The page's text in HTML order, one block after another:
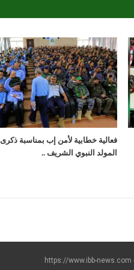
فعالية خطابية لأمن إب بمناسبة ذكرى
المولد النبوي الشريف ..